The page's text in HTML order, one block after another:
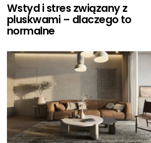
Wstyd i stres związany z
pluskwami – dlaczego to
normalne